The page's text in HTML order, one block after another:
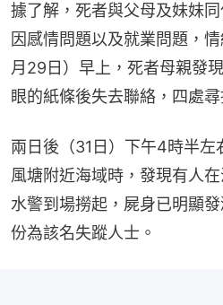
據了解，死者與父母及妹妹
因感情問題以及就業問題，
月29日）早上，死者母親發
眼的紙條後失去聯絡，四處
兩日後（31日）下午4時半左
風塘附近海域時，發現有人
水警到場撈起，屍身已明顯
份為該名失蹤人士。